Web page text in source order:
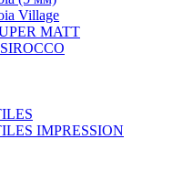
Village
MATT
IMPRESSION